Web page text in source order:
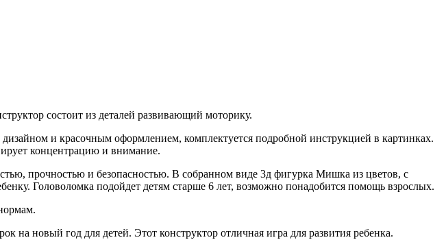
состоит из деталей развивающий моторику.
и красочным оформлением, комплектуется подробной инструкцией в картинках.
концентрацию и внимание.
прочностью и безопасностью. В собранном виде 3д фигурка Мишка из цветов, с
Головоломка подойдет детям старше 6 лет, возможно понадобится помощь взрослых.
новый год для детей. Этот конструктор отличная игра для развития ребенка.